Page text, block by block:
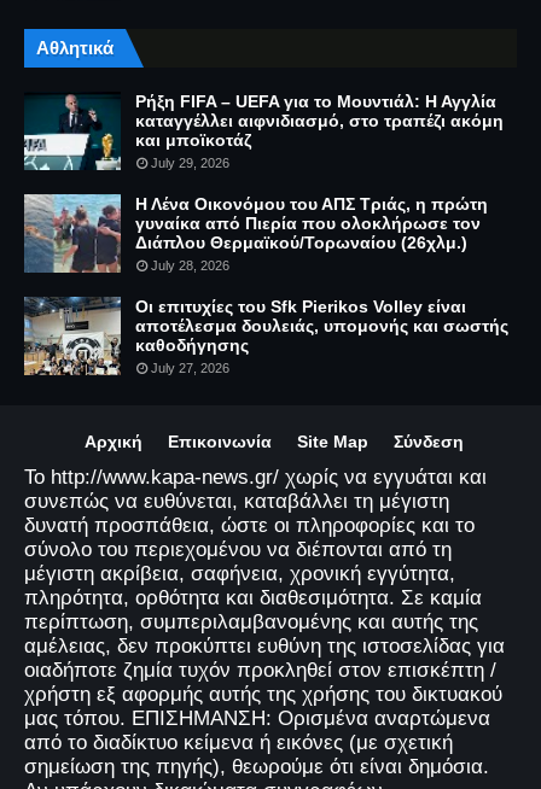
Αθλητικά
Ρήξη FIFA – UEFA για το Μουντιάλ: Η Αγγλία
καταγγέλλει αιφνιδιασμό, στο τραπέζι ακόμη
και μποϊκοτάζ
July 29, 2026
Η Λένα Οικονόμου του ΑΠΣ Τριάς, η πρώτη
γυναίκα από Πιερία που ολοκλήρωσε τον
Διάπλου Θερμαϊκού/Τορωναίου (26χλμ.)
July 28, 2026
Οι επιτυχίες του Sfk Pierikos Volley είναι
αποτέλεσμα δουλειάς, υπομονής και σωστής
καθοδήγησης
July 27, 2026
Αρχική Επικοινωνία Site Map Σύνδεση
Το http://www.kapa-news.gr/ χωρίς να εγγυάται και
συνεπώς να ευθύνεται, καταβάλλει τη μέγιστη
δυνατή προσπάθεια, ώστε οι πληροφορίες και το
σύνολο του περιεχομένου να διέπονται από τη
μέγιστη ακρίβεια, σαφήνεια, χρονική εγγύτητα,
πληρότητα, ορθότητα και διαθεσιμότητα. Σε καμία
περίπτωση, συμπεριλαμβανομένης και αυτής της
αμέλειας, δεν προκύπτει ευθύνη της ιστοσελίδας για
οιαδήποτε ζημία τυχόν προκληθεί στον επισκέπτη /
χρήστη εξ αφορμής αυτής της χρήσης του δικτυακού
μας τόπου. ΕΠΙΣΗΜΑΝΣΗ: Ορισμένα αναρτώμενα
από το διαδίκτυο κείμενα ή εικόνες (με σχετική
σημείωση της πηγής), θεωρούμε ότι είναι δημόσια.